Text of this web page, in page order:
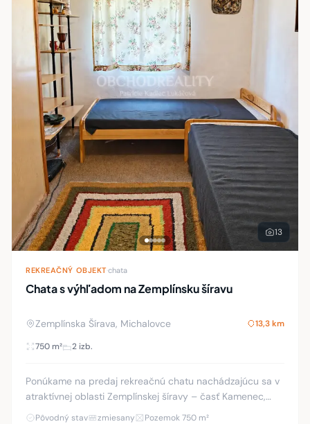
13
REKREAČNÝ OBJEKT·chata
Chata s výhľadom na Zemplínsku šíravu
Zemplínska Šírava, Michalovce 13,3 km
750 m² 2 izb.
Ponúkame na predaj rekreačnú chatu nachádzajúcu sa v
atraktívnej oblasti Zemplínskej šíravy – časť Kamenec,
ktorá patrí medzi najvyhľadávanejšie lokality v regióne.
Pôvodný stav zmiesany Pozemok 750 m²